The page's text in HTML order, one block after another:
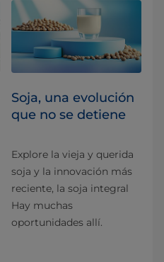
Soja, una evolución
que no se detiene
Explore la vieja y querida
soja y la innovación más
reciente, la soja integral
Hay muchas
oportunidades allí.